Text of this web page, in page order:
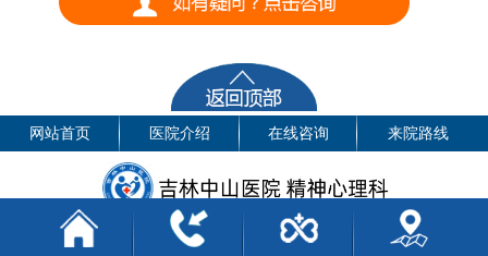
网站首页 医院介绍 在线咨询 来院路线
医院地址：长春市普阳街2715号
电话：17094326098